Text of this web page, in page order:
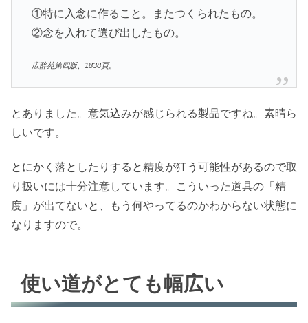
①特に入念に作ること。またつくられたもの。
②念を入れて選び出したもの。
広辞苑第四版、1838頁。
とありました。意気込みが感じられる製品ですね。素晴ら
しいです。
とにかく落としたりすると精度が狂う可能性があるので取
り扱いには十分注意しています。こういった道具の「精
度」が出てないと、もう何やってるのかわからない状態に
なりますので。
使い道がとても幅広い